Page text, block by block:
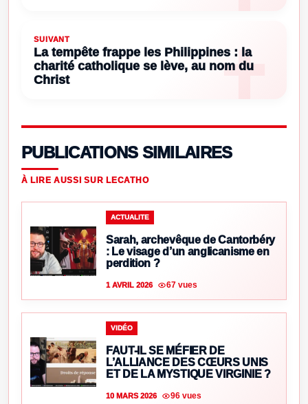
SUIVANT
La tempête frappe les Philippines : la
charité catholique se lève, au nom du
Christ
PUBLICATIONS SIMILAIRES
À LIRE AUSSI SUR LECATHO
ACTUALITE
Sarah, archevêque de Cantorbéry
: Le visage d’un anglicanisme en
perdition ?
1 AVRIL 2026 67 vues
VIDÉO
FAUT-IL SE MÉFIER DE
L’ALLIANCE DES CŒURS UNIS
ET DE LA MYSTIQUE VIRGINIE ?
10 MARS 2026 96 vues